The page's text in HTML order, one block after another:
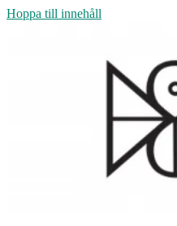
Hoppa till innehåll